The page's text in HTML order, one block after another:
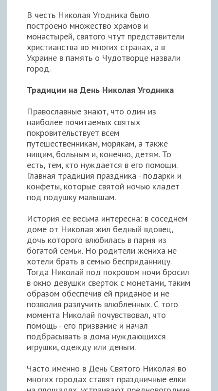
В честь Николая Угодника было
построено множество храмов и
монастырей, святого чтут представители
христианства во многих странах, а в
Украине в память о Чудотворце назвали
город.
Традиции на День Николая Угодника
Православные знают, что один из
наиболее почитаемых святых
покровительствует всем
путешественникам, морякам, а также
нищим, больным и, конечно, детям. То
есть, тем, кто нуждается в его помощи.
Главная традиция праздника - подарки и
конфеты, которые святой ночью кладет
под подушку малышам.
История ее весьма интересна: в соседнем
доме от Николая жил бедный вдовец,
дочь которого влюбилась в парня из
богатой семьи. Но родители жениха не
хотели брать в семью бесприданницу.
Тогда Николай под покровом ночи бросил
в окно девушки сверток с монетами, таким
образом обеспечив ей приданое и не
позволив разлучить влюбленных. С того
момента Николай почувствовал, что
помощь - его призвание и начал
подбрасывать в дома нуждающихся
игрушки, одежду или деньги.
Часто именно в День Святого Николая во
многих городах ставят праздничные елки